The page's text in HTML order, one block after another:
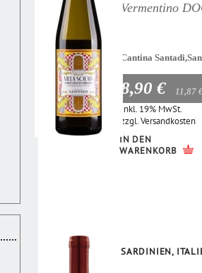
Vermentino
Cantina
8,90 € 11,87
Inkl. 19% MwSt.
zzgl.Versandkosten
IN DEN
WARENKORB
SARDINIEN,